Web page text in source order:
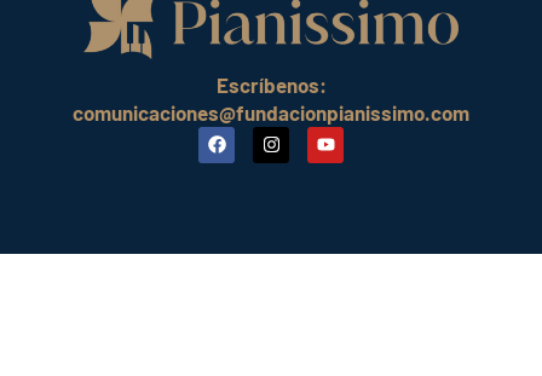
Escríbenos:
comunicaciones@fundacionpianissimo.com